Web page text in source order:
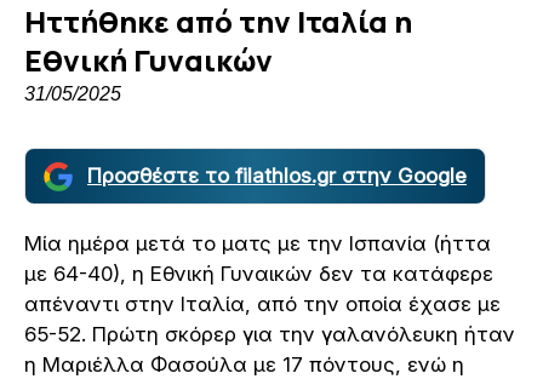
Ηττήθηκε από την Ιταλία η
Εθνική Γυναικών
31/05/2025
Προσθέστε το filathlos.gr στην Google
Μία ημέρα μετά το ματς με την Ισπανία (ήττα
με 64-40), η Εθνική Γυναικών δεν τα κατάφερε
απέναντι στην Ιταλία, από την οποία έχασε με
65-52. Πρώτη σκόρερ για την γαλανόλευκη ήταν
η Μαριέλλα Φασούλα με 17 πόντους, ενώ η